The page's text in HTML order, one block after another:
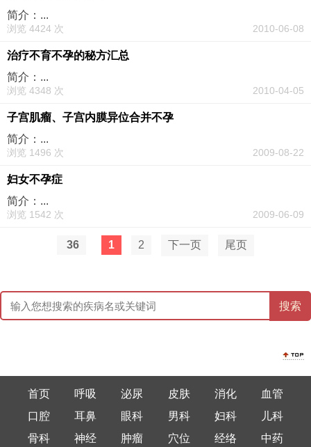
简介：...
浏览 4424 次 2010-06-08
治疗不育不孕的秘方汇总
简介：...
浏览 4348 次 2010-04-05
子宫肌瘤、子宫内膜异位合并不孕
简介：...
浏览 1496 次 2009-08-22
妇女不孕症
简介：...
浏览 1542 次 2009-06-09
36 1 2 下一页 尾页
首页 呼吸 泌尿 皮肤 消化
血管
口腔
耳鼻 眼科 男科 妇科
儿科
骨科
神经 肿瘤 穴位 经络 中药